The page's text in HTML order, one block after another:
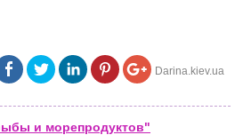
Darina.kiev.ua
и морепродуктов"